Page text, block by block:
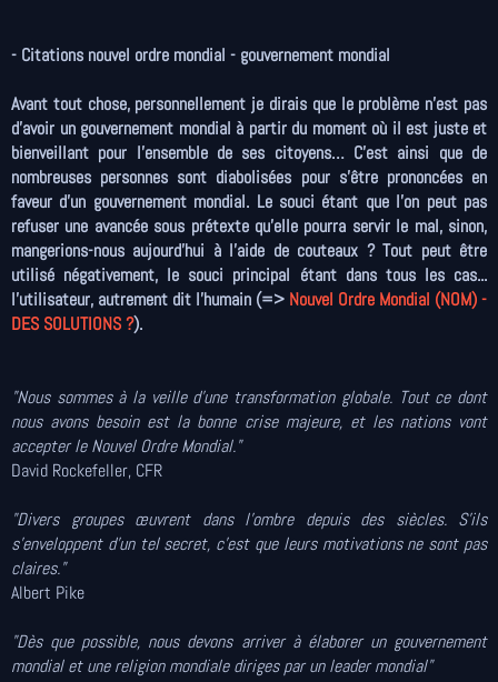
- Citations nouvel ordre mondial - gouvernement mondial
Avant tout chose, personnellement je dirais que le problème n’est pas
d’avoir un gouvernement mondial à partir du moment où il est juste et
bienveillant pour l’ensemble de ses citoyens… C'est ainsi que de
nombreuses personnes sont diabolisées pour s'être prononcées en
faveur d'un gouvernement mondial. Le souci étant que l'on peut pas
refuser une avancée sous prétexte qu'elle pourra servir le mal, sinon,
mangerions-nous aujourd'hui à l'aide de couteaux ? Tout peut être
utilisé négativement, le souci principal étant dans tous les cas...
l'utilisateur, autrement dit l'humain (=> Nouvel Ordre Mondial (NOM) -
DES SOLUTIONS ?).
"Nous sommes à la veille d'une transformation globale. Tout ce dont
nous avons besoin est la bonne crise majeure, et les nations vont
accepter le Nouvel Ordre Mondial."
David Rockefeller, CFR
"Divers groupes œuvrent dans l'ombre depuis des siècles. S’ils
s'enveloppent d'un tel secret, c'est que leurs motivations ne sont pas
claires."
Albert Pike
"Dès que possible, nous devons arriver à élaborer un gouvernement
mondial et une religion mondiale diriges par un leader mondial"